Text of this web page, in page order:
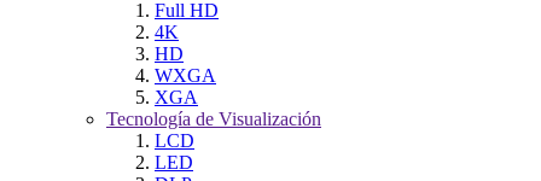
Full HD
4K
HD
WXGA
XGA
Tecnología de Visualización
LCD
LED